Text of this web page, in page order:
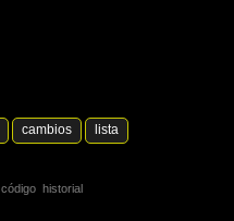
código historial
cambios lista